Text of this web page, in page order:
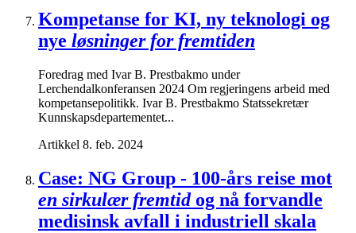
Kompetanse for KI, ny teknologi og
nye løsninger for fremtiden
Foredrag med Ivar B. Prestbakmo under
Lerchendalkonferansen 2024 Om regjeringens arbeid med
kompetansepolitikk. Ivar B. Prestbakmo Statssekretær
Kunnskapsdepartementet...
Artikkel 8. feb. 2024
Case: NG Group - 100-års reise mot
en sirkulær fremtidog nå forvandle
medisinsk avfall i industriell skala